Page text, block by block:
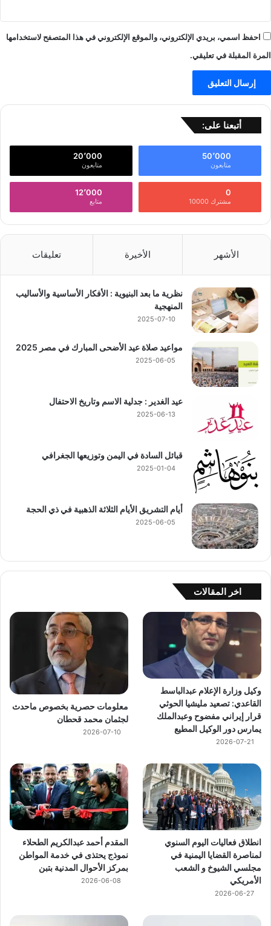
احفظ اسمي، بريدي الإلكتروني، والموقع الإلكتروني في هذا المتصفح لاستخدامها
المرة المقبلة في تعليقي.
أتبعنا على:
50٬000
متابعون
20٬000
متابعون
0
مشترك 10000
12٬000
متابع
الأشهر الأخيرة تعليقات
نظرية ما بعد البنيوية : الأفكار الأساسية والأساليب
المنهجية
2025-07-10
مواعيد صلاة عيد الأضحى المبارك في مصر 2025
2025-06-05
عيد الغدير : جدلية الاسم وتاريخ الاحتفال
2025-06-13
قبائل السادة في اليمن وتوزيعها الجغرافي
2025-01-04
أيام التشريق الأيام الثلاثة الذهبية في ذي الحجة
2025-06-05
اخر المقالات
وكيل وزارة الإعلام عبدالباسط
القاعدي: تصعيد مليشيا الحوثي
قرار إيراني مفضوح وعبدالملك
يمارس دور الوكيل المطيع
2026-07-21
معلومات حصرية بخصوص ماحدث
لجثمان محمد قحطان
2026-07-10
انطلاق فعاليات اليوم السنوي
لمناصرة القضايا اليمنية في
مجلسي الشيوخ و الشعب
الأمريكي
2026-06-27
المقدم أحمد عبدالكريم الطحلاء
نموذج يحتذى في خدمة المواطن
بمركز الأحوال المدنية بتبن
2026-06-08